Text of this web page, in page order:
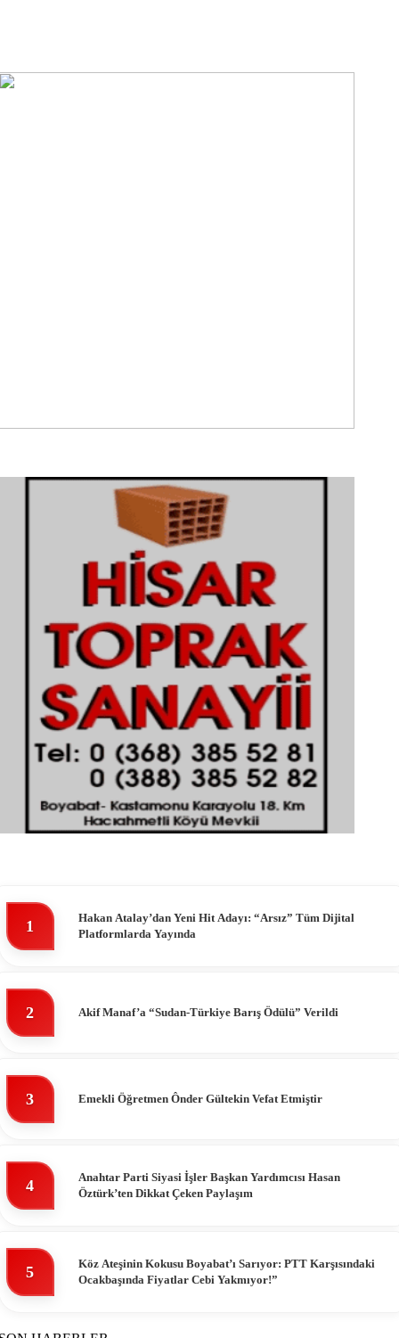
1
Hakan Atalay’dan Yeni Hit Adayı: “Arsız” Tüm Dijital
Platformlarda Yayında
2 Akif Manaf’a “Sudan-Türkiye Barış Ödülü” Verildi
3 Emekli Öğretmen Ônder Gültekin Vefat Etmiştir
4
Anahtar Parti Siyasi İşler Başkan Yardımcısı Hasan
Öztürk’ten Dikkat Çeken Paylaşım
5
Köz Ateşinin Kokusu Boyabat’ı Sarıyor: PTT Karşısındaki
Ocakbaşında Fiyatlar Cebi Yakmıyor!”